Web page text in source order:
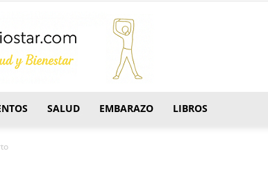
SALUD EMBARAZO LIBROS